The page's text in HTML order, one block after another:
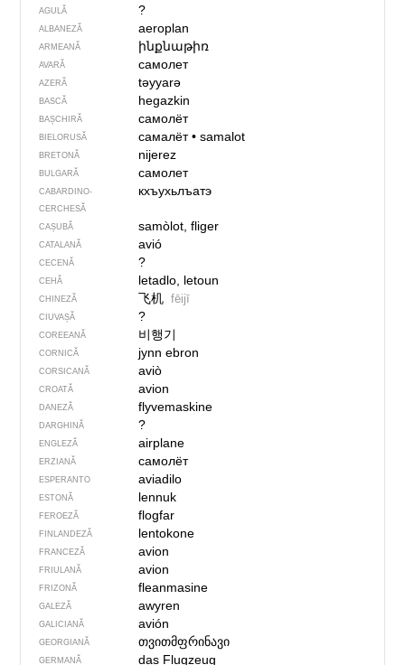
AGULĂ ?
ALBANEZĂ aeroplan
ARMEANĂ ինքնաթիռ
AVARĂ самолет
AZERĂ təyyarə
BASCĂ hegazkin
BAȘCHIRĂ самолёт
BIELORUSĂ самалёт• samalot
BRETONĂ nijerez
BULGARĂ самолет
CABARDINO-
CERCHESĂ
кхъухьлъатэ
CAȘUBĂ samòlot, fliger
CATALANĂ avió
CECENĂ ?
CEHĂ letadlo, letoun
CHINEZĂ 飞机 fēijī
CIUVAȘĂ ?
COREEANĂ 비행기
CORNICĂ jynn ebron
CORSICANĂ aviò
CROATĂ avion
DANEZĂ flyvemaskine
DARGHINĂ ?
ENGLEZĂ airplane
ERZIANĂ самолёт
ESPERANTO aviadilo
ESTONĂ lennuk
FEROEZĂ flogfar
FINLANDEZĂ lentokone
FRANCEZĂ avion
FRIULANĂ avion
FRIZONĂ fleanmasine
GALEZĂ awyren
GALICIANĂ avión
GEORGIANĂ თვითმფრინავი
GERMANĂ das Flugzeug